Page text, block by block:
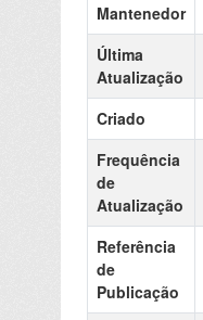
Mantenedor
Última
Atualização
Criado
Frequência
de
Atualização
Referência
de
Publicação